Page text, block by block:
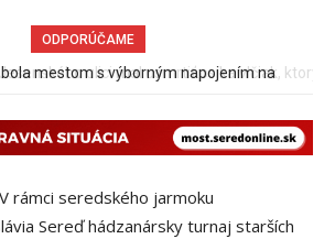
ODPORÚČAME
ulici mal usmrtiť psíka vlčiak, ktorý
rámci seredského jarmoku
Sereď hádzanársky turnaj starších